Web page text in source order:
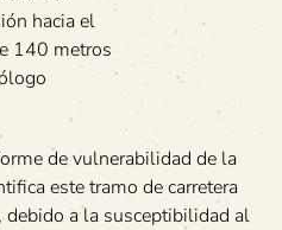
hacia el
140 metros
de vulnerabilidad de la
este tramo de carretera
a la susceptibilidad al